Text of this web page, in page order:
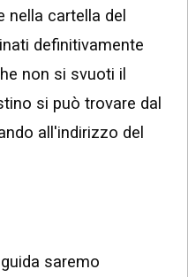
nella cartella del
definitivamente
non si svuoti il
si può trovare dal
all'indirizzo del
saremo